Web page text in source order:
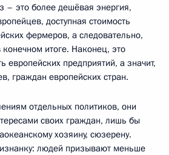
– это более дешёвая энергия,
доступная стоимость
фермеров, а следовательно,
конечном итоге. Наконец, это
европейских предприятий, а значит,
граждан европейских стран.
отдельных политиков, они
своих граждан, лишь бы
хозяину, сюзерену.
людей призывают меньше